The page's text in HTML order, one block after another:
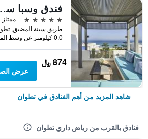
فندق وسبا
5 نجوم
ممتاز 8.4
0.0 كيلومتر عن وسط المدينة
874 ﷼
عرض
شاهد المزيد من أهم الفنادق في تطوان
فنادق بالقرب من رياض داري تطوان